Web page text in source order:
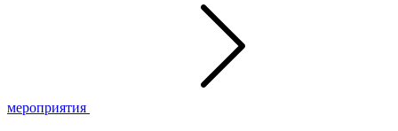
мероприятия